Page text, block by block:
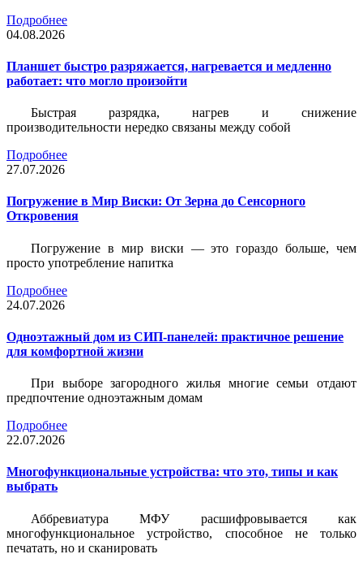
Подробнее
04.08.2026
Планшет быстро разряжается, нагревается и медленно
работает: что могло произойти
Быстрая разрядка, нагрев и снижение
производительности нередко связаны между собой
Подробнее
27.07.2026
Погружение в Мир Виски: От Зерна до Сенсорного
Откровения
Погружение в мир виски — это гораздо больше, чем
просто употребление напитка
Подробнее
24.07.2026
Одноэтажный дом из СИП-панелей: практичное решение
для комфортной жизни
При выборе загородного жилья многие семьи отдают
предпочтение одноэтажным домам
Подробнее
22.07.2026
Многофункциональные устройства: что это, типы и как
выбрать
Аббревиатура МФУ расшифровывается как
многофункциональное устройство, способное не только
печатать, но и сканировать